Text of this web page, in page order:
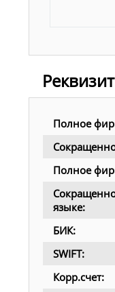
Полное
Полное
языке:
БИК:
SWIFT:
Корр.счет: